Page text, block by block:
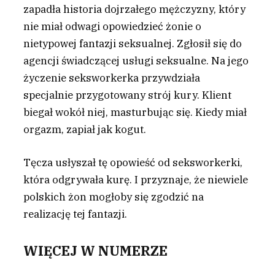
zapadła historia dojrzałego mężczyzny, który
nie miał odwagi opowiedzieć żonie o
nietypowej fantazji seksualnej. Zgłosił się do
agencji świadczącej usługi seksualne. Na jego
życzenie seksworkerka przywdziała
specjalnie przygotowany strój kury. Klient
biegał wokół niej, masturbując się. Kiedy miał
orgazm, zapiał jak kogut.
Tęcza usłyszał tę opowieść od seksworkerki,
która odgrywała kurę. I przyznaje, że niewiele
polskich żon mogłoby się zgodzić na
realizację tej fantazji.
WIĘCEJ W NUMERZE